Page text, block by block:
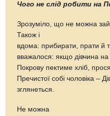
Чого не слід робити на
Зрозуміло, що не можна
Також і
вдома: прибирати, прати й
вважалося: якщо дівчина на
Покрову пектиме хліб,
Пречистої собі чоловіка –
зглянеться.
Не можна